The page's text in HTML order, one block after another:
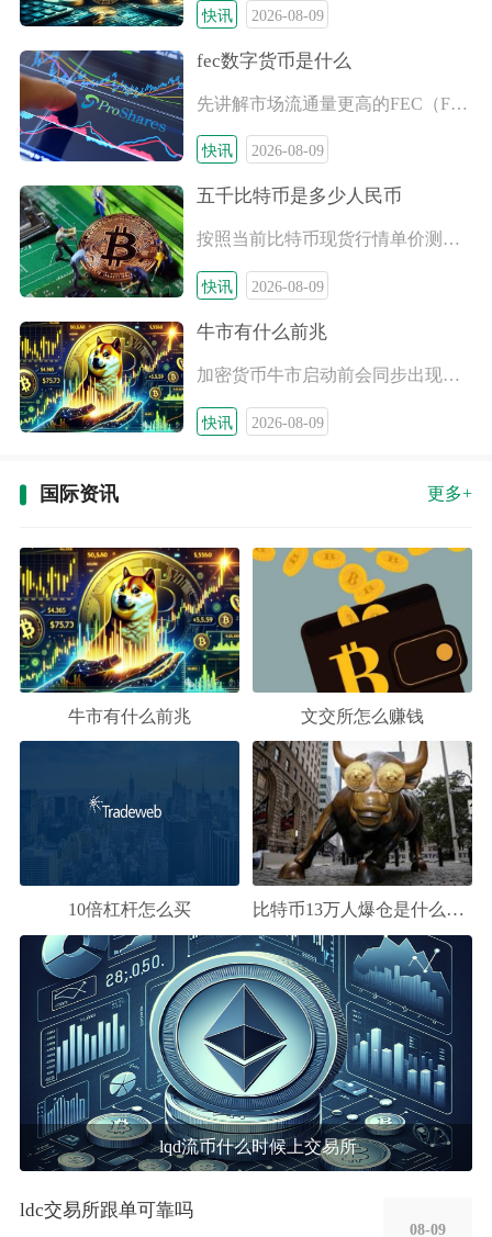
快讯 2026-08-09
fec数字货币是什么
先讲解市场流通量更高的FEC（FortuneEarnings
快讯 2026-08-09
五千比特币是多少人民币
按照当前比特币现货行情单价测算，五千比特币纸面市值大约在21
快讯 2026-08-09
牛市有什么前兆
加密货币牛市启动前会同步出现宏观流动性宽松、链上筹码持续锁仓
快讯 2026-08-09
国际资讯 更多+
牛市有什么前兆 文交所怎么赚钱
10倍杠杆怎么买 比特币13万人爆仓是什么意思
lqd流币什么时候上交易所
ldc交易所跟单可靠吗
08-09